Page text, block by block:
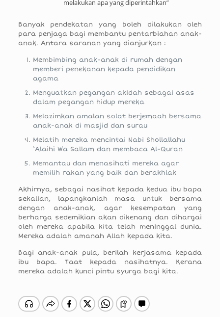
melakukan apa yang diperintahkan”
Banyak pendekatan yang boleh dilakukan oleh
para penjaga bagi membantu pentarbiahan anak-
anak. Antara saranan yang dianjurkan :
Membimbing anak-anak di rumah dengan
memberi penekanan kepada pendidikan
agama
Menguatkan pegangan akidah sebagai asas
dalam pegangan hidup mereka
Melazimkan amalan solat berjemaah bersama
anak-anak di masjid dan surau
Melatih mereka mencintai Nabi Shollallahu
‘Alaihi Wa Sallam dan membaca Al-Quran
Memantau dan menasihati mereka agar
memilih rakan yang baik dan berakhlak
Akhirnya, sebagai nasihat kepada kedua ibu bapa
sekalian, lapangkanlah masa untuk bersama
dengan anak-anak, agar kesempatan yang
berharga sedemikian akan dikenang dan dihargai
oleh mereka apabila kita telah meninggal dunia.
Mereka adalah amanah Allah kepada kita.
Bagi anak-anak pula, berilah kerjasama kepada
ibu bapa. Taat kepada nasihatnya. Kerana
mereka adalah kunci pintu syurga bagi kita.